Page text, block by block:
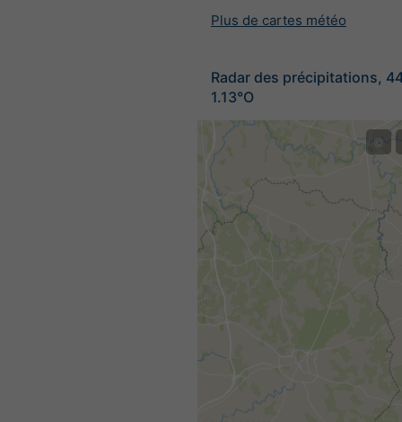
Plus de cartes météo
Radar des précipitations,
1.13°O
©